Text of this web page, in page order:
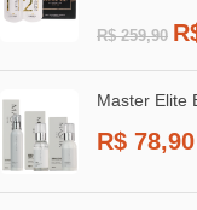
R$259,90
Master Elite
R$ 78,90